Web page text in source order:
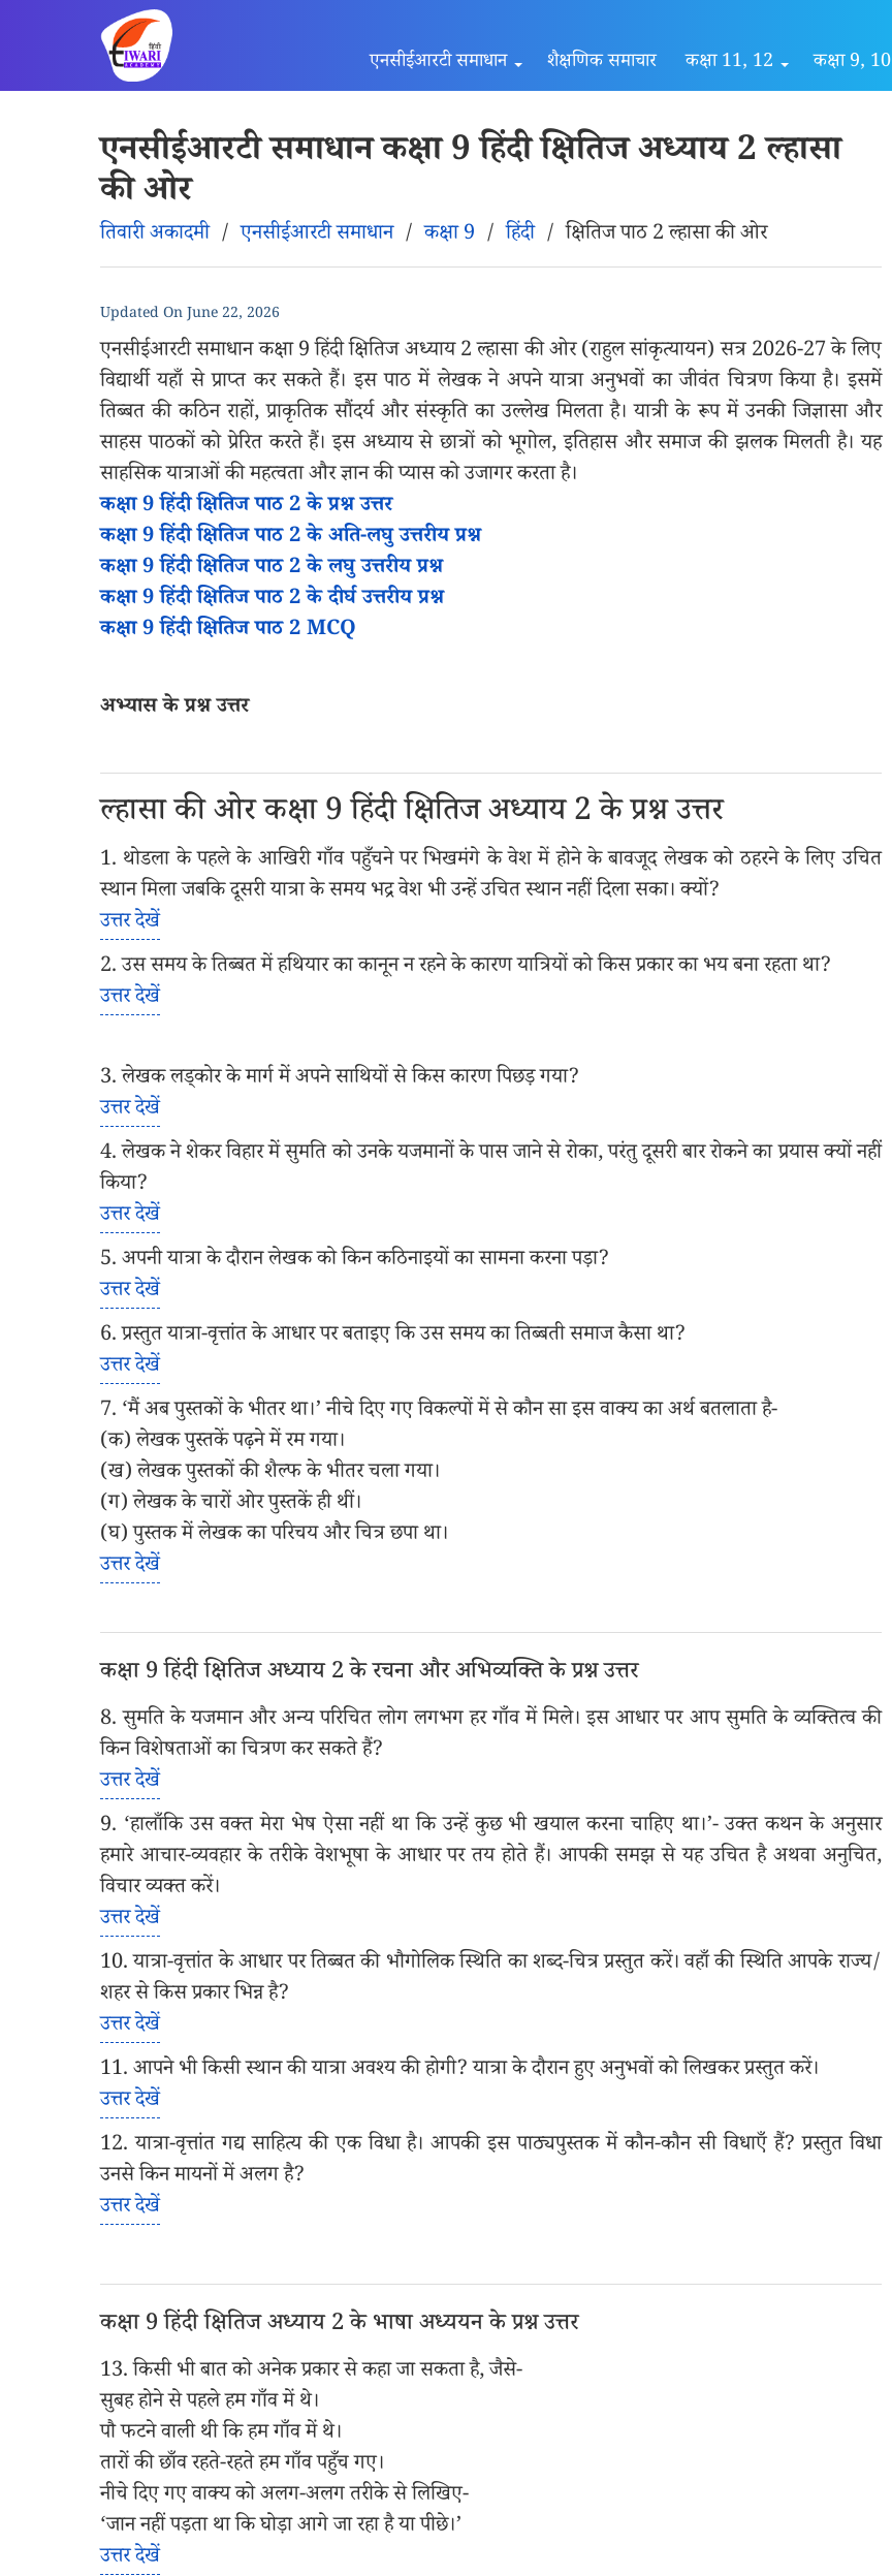
एनसीईआरटी समाधान शैक्षणिक समाचार कक्षा 11, 12 कक्षा 9, 10
एनसीईआरटी समाधान कक्षा 9 हिंदी क्षितिज अध्याय 2 ल्हासा
की ओर
तिवारी अकादमी/एनसीईआरटी समाधान/कक्षा 9 /हिंदी/क्षितिज पाठ 2 ल्हासा की ओर
Updated OnJune 22, 2026
एनसीईआरटी समाधान कक्षा 9 हिंदी क्षितिज अध्याय 2 ल्हासा की ओर (राहुल सांकृत्यायन) सत्र 2026-27 के लिए
विद्यार्थी यहाँ से प्राप्त कर सकते हैं। इस पाठ में लेखक ने अपने यात्रा अनुभवों का जीवंत चित्रण किया है। इसमें
तिब्बत की कठिन राहों, प्राकृतिक सौंदर्य और संस्कृति का उल्लेख मिलता है। यात्री के रूप में उनकी जिज्ञासा और
साहस पाठकों को प्रेरित करते हैं। इस अध्याय से छात्रों को भूगोल, इतिहास और समाज की झलक मिलती है। यह
साहसिक यात्राओं की महत्वता और ज्ञान की प्यास को उजागर करता है।
कक्षा 9 हिंदी क्षितिज पाठ 2 के प्रश्न उत्तर
कक्षा 9 हिंदी क्षितिज पाठ 2 के अति-लघु उत्तरीय प्रश्न
कक्षा 9 हिंदी क्षितिज पाठ 2 के लघु उत्तरीय प्रश्न
कक्षा 9 हिंदी क्षितिज पाठ 2 के दीर्घ उत्तरीय प्रश्न
कक्षा 9 हिंदी क्षितिज पाठ 2 MCQ
अभ्यास के प्रश्न उत्तर
ल्हासा की ओर कक्षा 9 हिंदी क्षितिज अध्याय 2 के प्रश्न उत्तर
1. थोडला के पहले के आखिरी गाँव पहुँचने पर भिखमंगे के वेश में होने के बावजूद लेखक को ठहरने के लिए उचित
स्थान मिला जबकि दूसरी यात्रा के समय भद्र वेश भी उन्हें उचित स्थान नहीं दिला सका। क्यों?
उत्तर देखें
2. उस समय के तिब्बत में हथियार का कानून न रहने के कारण यात्रियों को किस प्रकार का भय बना रहता था?
उत्तर देखें
3. लेखक लड्कोर के मार्ग में अपने साथियों से किस कारण पिछड़ गया?
उत्तर देखें
4. लेखक ने शेकर विहार में सुमति को उनके यजमानों के पास जाने से रोका, परंतु दूसरी बार रोकने का प्रयास क्यों नहीं
किया?
उत्तर देखें
5. अपनी यात्रा के दौरान लेखक को किन कठिनाइयों का सामना करना पड़ा?
उत्तर देखें
6. प्रस्तुत यात्रा-वृत्तांत के आधार पर बताइए कि उस समय का तिब्बती समाज कैसा था?
उत्तर देखें
7. ‘मैं अब पुस्तकों के भीतर था।’ नीचे दिए गए विकल्पों में से कौन सा इस वाक्य का अर्थ बतलाता है-
(क) लेखक पुस्तकें पढ़ने में रम गया।
(ख) लेखक पुस्तकों की शैल्फ के भीतर चला गया।
(ग) लेखक के चारों ओर पुस्तकें ही थीं।
(घ) पुस्तक में लेखक का परिचय और चित्र छपा था।
उत्तर देखें
कक्षा 9 हिंदी क्षितिज अध्याय 2 के रचना और अभिव्यक्ति के प्रश्न उत्तर
8. सुमति के यजमान और अन्य परिचित लोग लगभग हर गाँव में मिले। इस आधार पर आप सुमति के व्यक्तित्व की
किन विशेषताओं का चित्रण कर सकते हैं?
उत्तर देखें
9. ‘हालाँकि उस वक्त मेरा भेष ऐसा नहीं था कि उन्हें कुछ भी खयाल करना चाहिए था।’- उक्त कथन के अनुसार
हमारे आचार-व्यवहार के तरीके वेशभूषा के आधार पर तय होते हैं। आपकी समझ से यह उचित है अथवा अनुचित,
विचार व्यक्त करें।
उत्तर देखें
10. यात्रा-वृत्तांत के आधार पर तिब्बत की भौगोलिक स्थिति का शब्द-चित्र प्रस्तुत करें। वहाँ की स्थिति आपके राज्य/
शहर से किस प्रकार भिन्न है?
उत्तर देखें
11. आपने भी किसी स्थान की यात्रा अवश्य की होगी? यात्रा के दौरान हुए अनुभवों को लिखकर प्रस्तुत करें।
उत्तर देखें
12. यात्रा-वृत्तांत गद्य साहित्य की एक विधा है। आपकी इस पाठ्यपुस्तक में कौन-कौन सी विधाएँ हैं? प्रस्तुत विधा
उनसे किन मायनों में अलग है?
उत्तर देखें
कक्षा 9 हिंदी क्षितिज अध्याय 2 के भाषा अध्ययन के प्रश्न उत्तर
13. किसी भी बात को अनेक प्रकार से कहा जा सकता है, जैसे-
सुबह होने से पहले हम गाँव में थे।
पौ फटने वाली थी कि हम गाँव में थे।
तारों की छाँव रहते-रहते हम गाँव पहुँच गए।
नीचे दिए गए वाक्य को अलग-अलग तरीके से लिखिए-
‘जान नहीं पड़ता था कि घोड़ा आगे जा रहा है या पीछे।’
उत्तर देखें